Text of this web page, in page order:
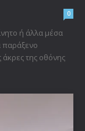
0
ή άλλα μέσα
παράξενο
άκρες της οθόνης